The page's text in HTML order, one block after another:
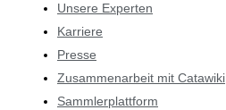
Unsere Experten
Karriere
Presse
Zusammenarbeit mit Catawiki
Sammlerplattform